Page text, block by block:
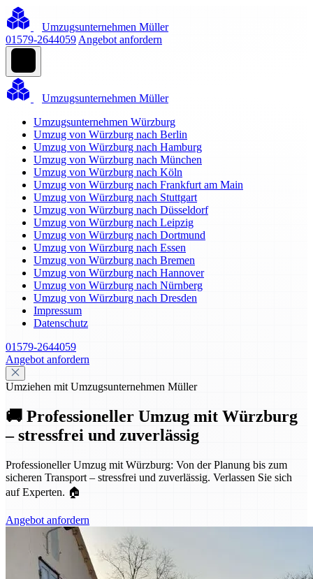
Umzugsunternehmen Müller
01579-2644059 Angebot anfordern
Umzugsunternehmen Müller
Umzugsunternehmen Würzburg
Umzug von Würzburg nach Berlin
Umzug von Würzburg nach Hamburg
Umzug von Würzburg nach München
Umzug von Würzburg nach Köln
Umzug von Würzburg nach Frankfurt am Main
Umzug von Würzburg nach Stuttgart
Umzug von Würzburg nach Düsseldorf
Umzug von Würzburg nach Leipzig
Umzug von Würzburg nach Dortmund
Umzug von Würzburg nach Essen
Umzug von Würzburg nach Bremen
Umzug von Würzburg nach Hannover
Umzug von Würzburg nach Nürnberg
Umzug von Würzburg nach Dresden
Impressum
Datenschutz
01579-2644059
Angebot anfordern
Umziehen mit Umzugsunternehmen Müller
🚚 Professioneller Umzug mit Würzburg
– stressfrei und zuverlässig
Professioneller Umzug mit Würzburg: Von der Planung bis zum
sicheren Transport – stressfrei und zuverlässig. Verlassen Sie sich
auf Experten. 🏠
Angebot anfordern